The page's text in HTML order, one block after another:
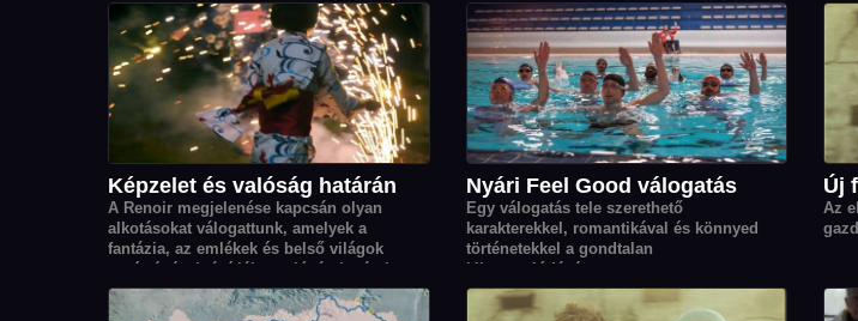
Képzelet és valóság határán
A Renoir megjelenése kapcsán olyan
alkotásokat válogattunk, amelyek a
fantázia, az emlékek és belső világok
segítségével tágítják a valóság határait.
Nyári Feel Good válogatás
Egy válogatás tele szerethető
karakterekkel, romantikával és könnyed
történetekkel a gondtalan
kikapcsolódásért.
Új
Az